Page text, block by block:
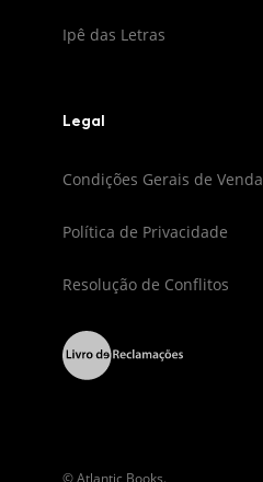
Ipê das Letras
Legal
Condições Gerais de Venda
Política de Privacidade
Resolução de Conflitos
© Atlantic Books.